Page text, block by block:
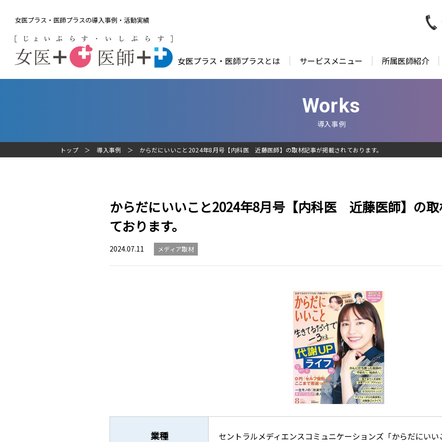
女医プラス・医師プラスの導入事例・活動実績
女医プラス・医師プラスとは サービスメニュー 所属医師紹介
Works
導入事例
トップ 導入事例 からだにいいこと2024年8月号【内科医 近藤医師】の取材記事が掲載されております。
からだにいいこと2024年8月号【内科医 近藤医師】の
ております。
2024.07.11 メディア取材
業種 セントラルメディエンスコミュニケーションズ「からだにいい